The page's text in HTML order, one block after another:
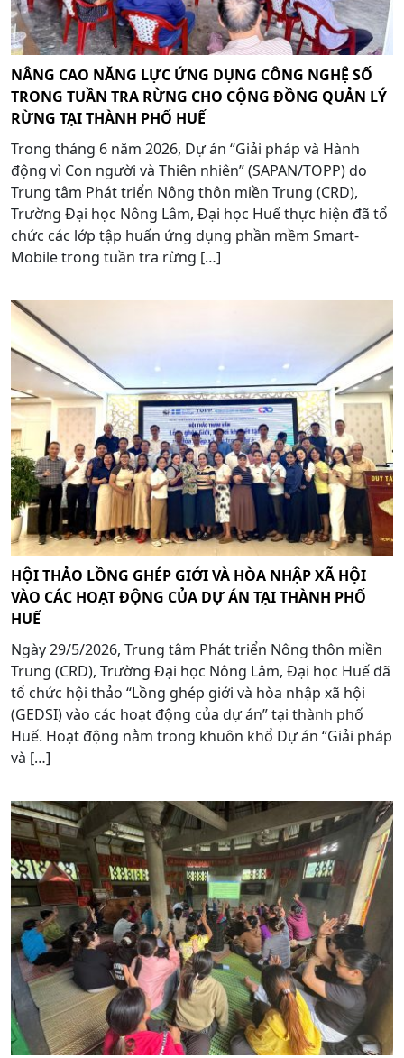
NÂNG CAO NĂNG LỰC ỨNG DỤNG CÔNG NGHỆ SỐ
TRONG TUẦN TRA RỪNG CHO CỘNG ĐỒNG QUẢN LÝ
RỪNG TẠI THÀNH PHỐ HUẾ
Trong tháng 6 năm 2026, Dự án “Giải pháp và Hành
động vì Con người và Thiên nhiên” (SAPAN/TOPP) do
Trung tâm Phát triển Nông thôn miền Trung (CRD),
Trường Đại học Nông Lâm, Đại học Huế thực hiện đã tổ
chức các lớp tập huấn ứng dụng phần mềm Smart-
Mobile trong tuần tra rừng […]
HỘI THẢO LỒNG GHÉP GIỚI VÀ HÒA NHẬP XÃ HỘI
VÀO CÁC HOẠT ĐỘNG CỦA DỰ ÁN TẠI THÀNH PHỐ
HUẾ
Ngày 29/5/2026, Trung tâm Phát triển Nông thôn miền
Trung (CRD), Trường Đại học Nông Lâm, Đại học Huế đã
tổ chức hội thảo “Lồng ghép giới và hòa nhập xã hội
(GEDSI) vào các hoạt động của dự án” tại thành phố
Huế. Hoạt động nằm trong khuôn khổ Dự án “Giải pháp
và […]